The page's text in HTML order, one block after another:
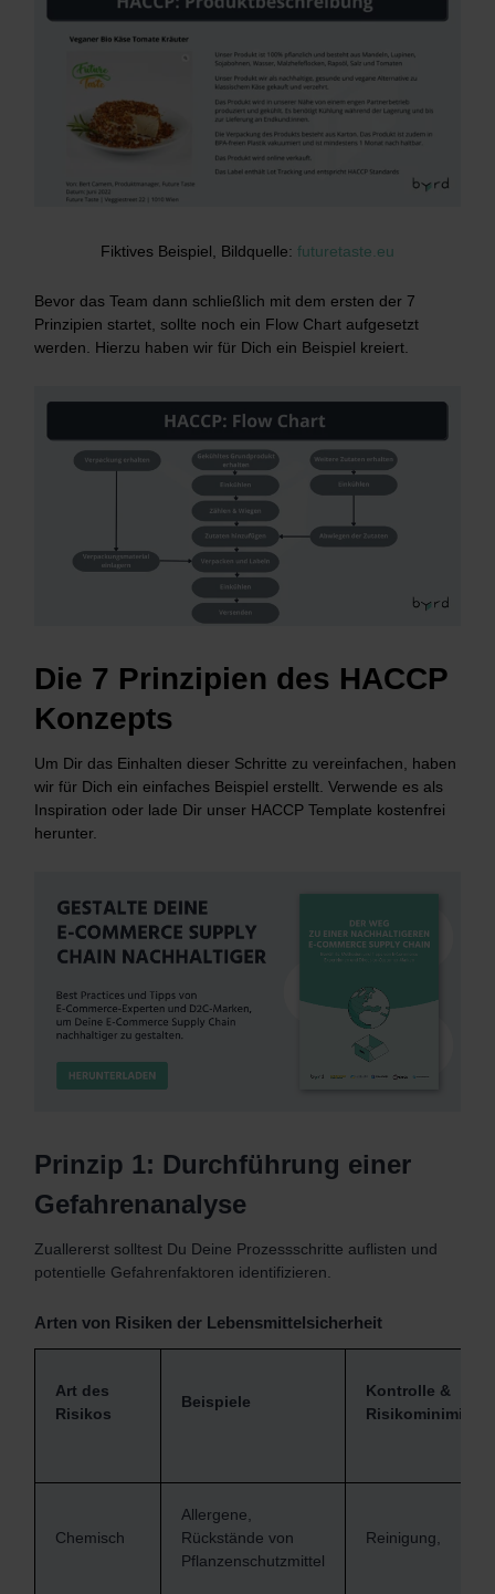
Fiktives Beispiel, Bildquelle: futuretaste.eu
Bevor das Team dann schließlich mit dem ersten der 7
Prinzipien startet, sollte noch ein Flow Chart aufgesetzt
werden. Hierzu haben wir für Dich ein Beispiel kreiert.
Die 7 Prinzipien des HACCP
Konzepts
Um Dir das Einhalten dieser Schritte zu vereinfachen, haben
wir für Dich ein einfaches Beispiel erstellt. Verwende es als
Inspiration oder lade Dir unser HACCP Template kostenfrei
herunter.
Prinzip 1: Durchführung einer
Gefahrenanalyse
Zuallererst solltest Du Deine Prozessschritte auflisten und
potentielle Gefahrenfaktoren identifizieren.
Arten von Risiken der Lebensmittelsicherheit
Art des
Risikos
Beispiele
Kontrolle &
Chemisch
Allergene,
Rückstände von
Pflanzenschutzmittel
Reinigung,